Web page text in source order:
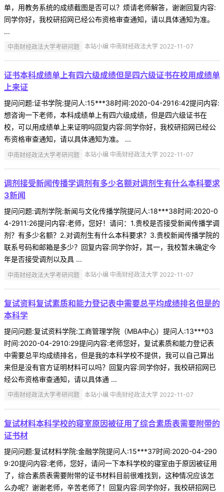
单，用教务系统的成绩截图是否可以？烦请老师解答，谢谢回复内容:
同学你好，我校研招网已经公布资格审查通知，请以具体通知为准。
...
中南财经政法大学考研问题 本站小编 中南财经政法大学 2022-11-07
证书本科成绩单上有四六级成绩但是四六级证书在校用成绩单
上来证
提问问题:证书学院:提问人:15***38时间:2020-04-2916:42提问内容:
想咨询一下老师，本科成绩单上有四六级成绩，但是四六级证书在
校，可以用成绩单上来证明吗回复内容:同学你好，我校研招网已经公
布资格审查通知，请以具体通知为准。 ...
中南财经政法大学考研问题 本站小编 中南财经政法大学 2022-11-07
调剂接受新闻传播学调剂有多少名额对调剂生有什么本科要求
3新闻
提问问题:调剂学院:新闻与文化传播学院提问人:18***38时间:2020-0
4-2911:26提问内容:老师，您好！请问：1.贵校是否接受新闻传播学调
剂？有多少名额？2.对调剂生有什么本科要求？3.贵校新闻传播学院的
联系号码和邮箱是多少？回复内容:同学你好，其一，我校暂未确定今
年是否接受调剂以及具 ...
中南财经政法大学考研问题 本站小编 中南财经政法大学 2022-11-07
复试资料复试素质和能力登记表中需要总平均成绩排名但是的
本科学
提问问题:复试资料学院:工商管理学院（MBA中心）提问人:13***03
时间:2020-04-2910:29提问内容:老师您好，复试素质和能力登记表
中需要总平均成绩排名，但是我的本科学校不提供，我可以自己算出
来但是没有官方证明材料可以吗？回复内容:同学你好，我校研招网已
经公布资格审查通知，请以具体通 ...
中南财经政法大学考研问题 本站小编 中南财经政法大学 2022-11-07
复试材料本科学校的寝室原因被征用了综合素质表需要附带的
证书材
提问问题:复试材料学院:金融学院提问人:15***37时间:2020-04-290
9:20提问内容:老师，您好，请问一下本科学校的寝室由于原因被征用
了，综合素质表需要附带的证书材料目前很难找到，这种情况应该怎
么办呢？谢谢老师，辛苦老师了！回复内容:同学你好，我校研招网已